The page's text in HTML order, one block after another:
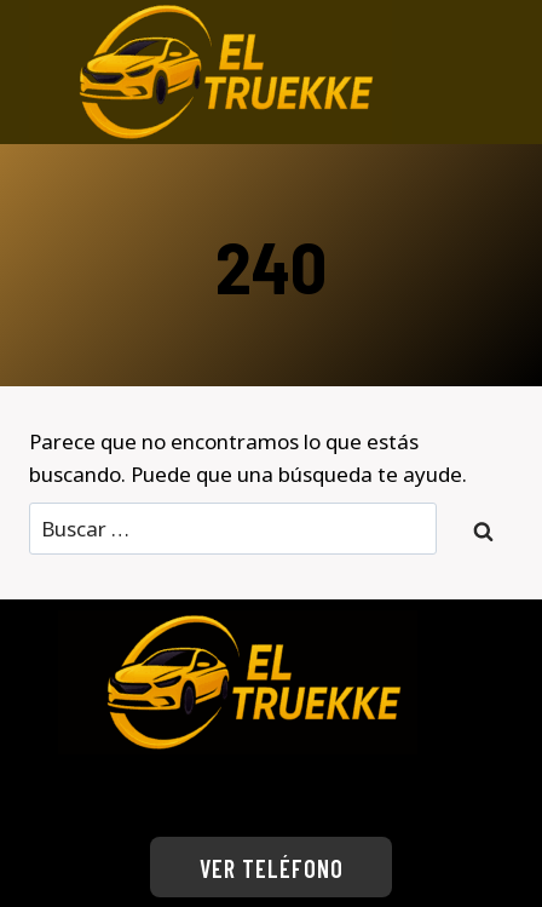
contenido
240
Parece que no encontramos lo que estás
buscando. Puede que una búsqueda te ayude.
Buscar:
VER TELÉFONO